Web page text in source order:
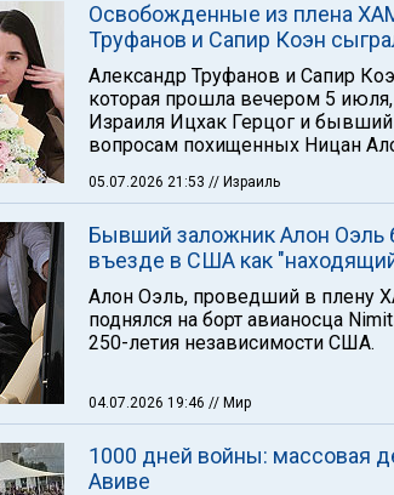
Освобожденные из плена
Труфанов и Сапир Коэн
Александр Труфанов и Сапир
которая прошла вечером 5
Израиля Ицхак Герцог и
вопросам похищенных Ницан
05.07.2026 21:53 // Израиль
Бывший заложник Алон Оэль
въезде в США как
Алон Оэль, проведший в плену
поднялся на борт авианосца
250-летия независимости США.
04.07.2026 19:46 // Мир
1000 дней войны: массовая
Авиве